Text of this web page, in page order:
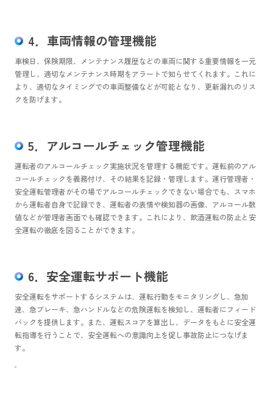
4．車両情報の管理機能
車検日、保険期限、メンテナンス履歴などの車両に関する重要情報を一元
管理し、適切なメンテナンス時期をアラートで知らせてくれます。これに
より、適切なタイミングでの車両整備などが可能となり、更新漏れのリス
クを防げます。
5．アルコールチェック管理機能
運転者のアルコールチェック実施状況を管理する機能です。運転前のアル
コールチェックを義務付け、その結果を記録・管理します。運行管理者・
安全運転管理者がその場でアルコールチェックできない場合でも、スマホ
から運転者自身で記録でき、運転者の表情や検知器の画像、アルコール数
値などが管理者画面でも確認できます。これにより、飲酒運転の防止と安
全運転の徹底を図ることができます。
6．安全運転サポート機能
安全運転をサポートするシステムは、運転行動をモニタリングし、急加
速、急ブレーキ、急ハンドルなどの危険運転を検知し、運転者にフィード
バックを提供します。また、運転スコアを算出し、データをもとに安全運
転指導を行うことで、安全運転への意識向上を促し事故防止につなげま
す。